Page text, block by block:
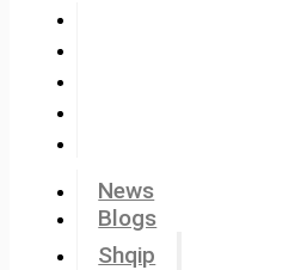
News
Blogs
Shqip